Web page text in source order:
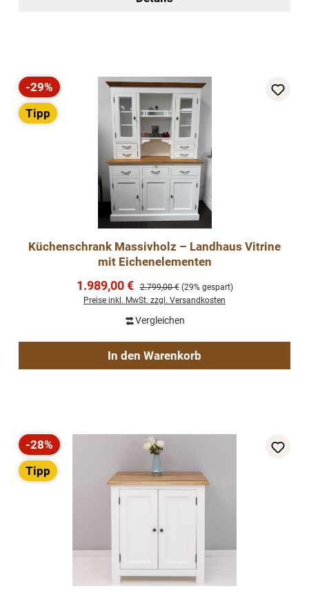
Rabatt
-29%
Tipp
Küchenschrank Massivholz – Landhaus Vitrine
mit Eichenelementen
Verkaufspreis:
1.989,00 € Regulärer Preis:
2.799,00 € (29% gespart)
Preise inkl. MwSt. zzgl. Versandkosten
Vergleichen
In den Warenkorb
Rabatt
-28%
Tipp